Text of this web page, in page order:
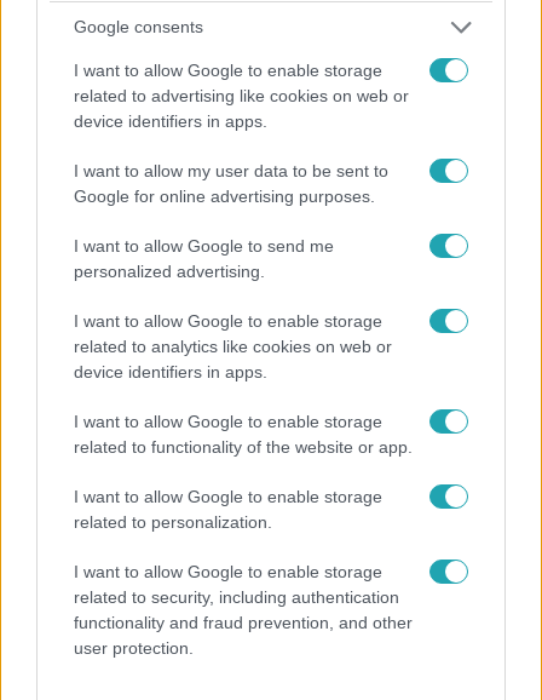
Google consents
I want to allow Google to enable storage
related to advertising like cookies on web or
device identifiers in apps.
I want to allow my user data to be sent to
Google for online advertising purposes.
I want to allow Google to send me
personalized advertising.
I want to allow Google to enable storage
related to analytics like cookies on web or
device identifiers in apps.
I want to allow Google to enable storage
related to functionality of the website or app.
I want to allow Google to enable storage
related to personalization.
I want to allow Google to enable storage
related to security, including authentication
functionality and fraud prevention, and other
user protection.
nem kell bolti festék
Húsvéti tojásfestés természetesen? Mutatjuk, mely
nélkül, egyszerűen otthon.
Húsvét
2026. április 1. 11:00
Unod már a csokinyulat? 7 ötlet, amit imádni
fognak a gyerekek
Fedezd fel a legjobb húsvéti ajándék ötleteket, amelyek
élményt és közös pillanatokat nyújtanak csoki helyett,